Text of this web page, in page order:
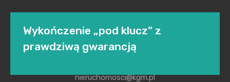
Wykończenie „pod klucz” z
prawdziwą gwarancją
+48 504 295 032
nieruchomosci@kgm.pl